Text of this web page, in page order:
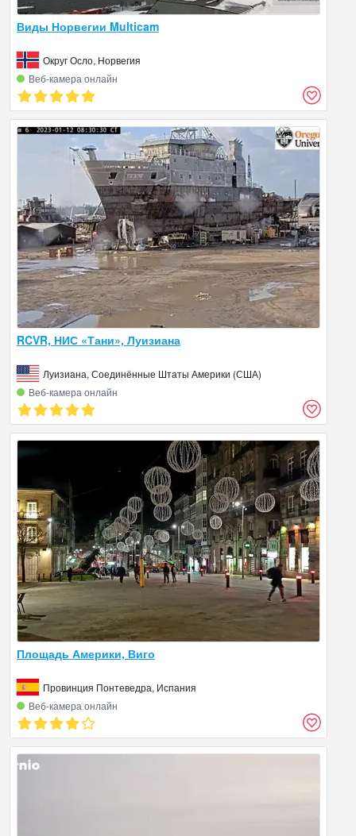
Виды Норвегии Multicam
Округ Осло, Норвегия
Веб‑камера онлайн
RCVR, НИС «Тани», Луизиана
Луизиана, Соединённые Штаты Америки (США)
Веб‑камера онлайн
Площадь Америки, Виго
Провинция Понтеведра, Испания
Веб‑камера онлайн